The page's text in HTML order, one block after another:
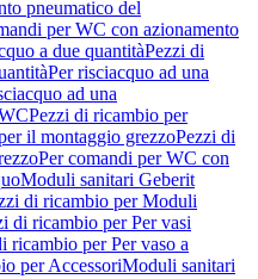
pneumatico del
per WC con azionamento
a due quantitàPezzi di
Per risciacquo ad una
ad una
Pezzi di ricambio per
il montaggio grezzoPezzi di
Per comandi per WC con
Moduli sanitari Geberit
di ricambio per Moduli
di ricambio per Per vasi
ricambio per Per vaso a
per AccessoriModuli sanitari